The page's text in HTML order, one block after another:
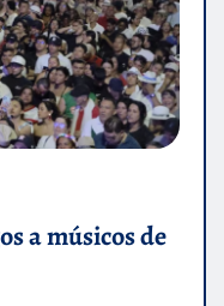
a músicos de